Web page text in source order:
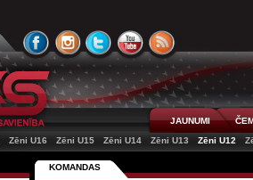
JAUNUMI
Zēni U16 Zēni U15 Zēni U14 Zēni U13 Zēni U12
KOMANDAS